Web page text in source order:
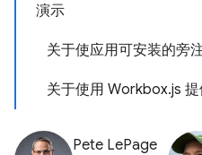
演示
关于使应用可安装的旁
关于使用 Workbox.js
Pete LePage